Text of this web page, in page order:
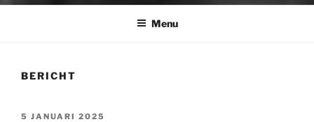
Menu
BERICHT
GEPLAATST
5 JANUARI 2025